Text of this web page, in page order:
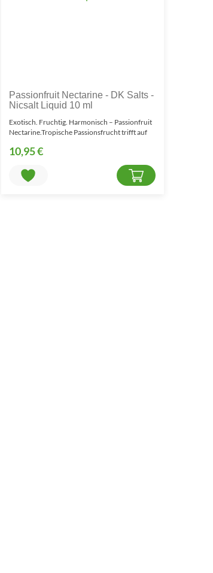
Passionfruit Nectarine - DK Salts -
Nicsalt Liquid 10 ml
Exotisch. Fruchtig. Harmonisch – Passionfruit
Nectarine.Tropische Passionsfrucht trifft auf
10,95 €